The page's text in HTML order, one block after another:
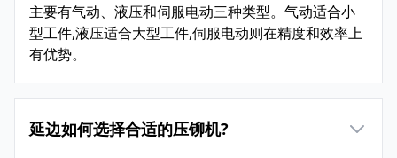
主要有气动、液压和伺服电动三种类型。气动适合小
型工件,液压适合大型工件,伺服电动则在精度和效率上
有优势。
延边如何选择合适的压铆机?